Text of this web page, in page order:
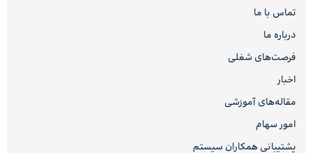
تماس با ما
درباره ما
فرصت‌های شغلی
اخبار
مقاله‌های آموزشی
امور سهام
پشتیبانی همکاران سیستم